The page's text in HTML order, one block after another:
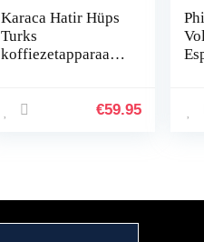
Karaca Hatir Hüps
Turks
koffiezetapparaat,
melk, het maken
melk, voor 5
€59.95